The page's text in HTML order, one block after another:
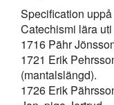
Specification
Catechismi lära
1716 Pähr
1721 Erik
(mantalslängd).
1726 Erik